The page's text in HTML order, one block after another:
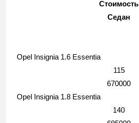
Стоимость
Седан
Opel Insignia 1.6 Essentia
115
670000
Opel Insignia 1.8 Essentia
140